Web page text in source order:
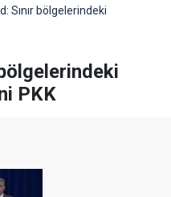
Sınır bölgelerindeki
PKK